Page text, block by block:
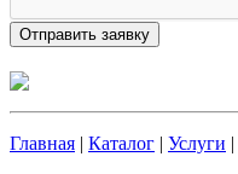
Главная | Каталог | Услуги |